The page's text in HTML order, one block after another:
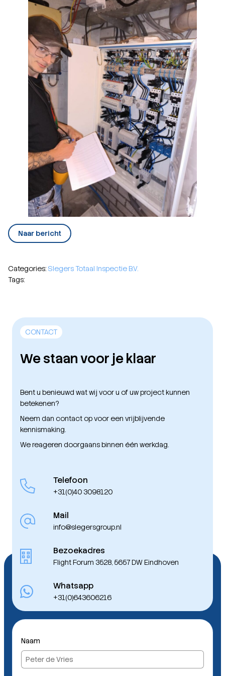
Naar bericht
Categories: Slegers Totaal Inspectie B.V.
Tags:
CONTACT
We staan voor je klaar
Bent u benieuwd wat wij voor u of uw project kunnen
betekenen?
Neem dan contact op voor een vrijblijvende
kennismaking.
We reageren doorgaans binnen één werkdag.
Telefoon
+31(0)40 3098120
Mail
info@slegersgroup.nl
Bezoekadres
Flight Forum 3528, 5657 DW Eindhoven
Whatsapp
+31(0)643606216
Naam